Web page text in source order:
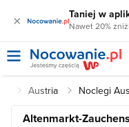
× Taniej w
Nawet 20%
Austria Noclegi
Altenmarkt-